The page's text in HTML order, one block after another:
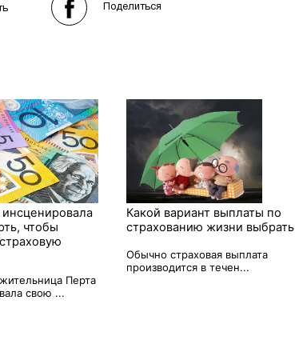
Поделиться
чтобы
Перта
свою ...
Какой вариант выплаты по
страхованию жизни выбрать
Обычно страховая выплата
производится в течен...